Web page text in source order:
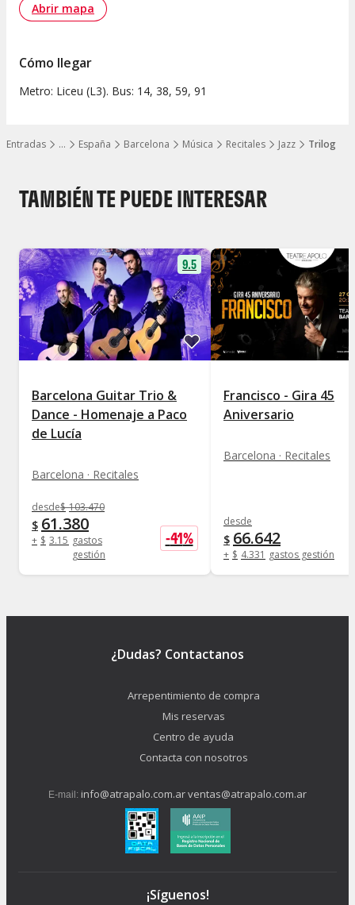
…
Mostrar todos los niveles
Entradas España Barcelona Música Recitales Jazz Trilog
Abrir mapa
Cómo llegar
Metro: Liceu (L3). Bus: 14, 38, 59, 91
TAMBIÉN TE PUEDE INTERESAR
9.5
Barcelona Guitar Trio &
Dance - Homenaje a Paco
de Lucía
Barcelona · Recitales
desde$ 103.470
$ 61.380
+ $ 3.156 gastos
gestión
-41%
Francisco - Gira 45
Aniversario
Barcelona · Recitales
desde
$ 66.642
+ $ 4.331 gastos gestión
¿Dudas? Contactanos
Arrepentimiento de compra
Mis reservas
Centro de ayuda
Contacta con nosotros
E-mail: info@atrapalo.com.arventas@atrapalo.com.ar
¡Síguenos!